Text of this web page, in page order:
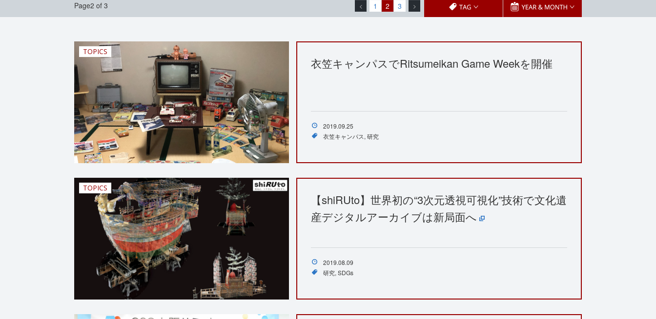
Page2 of 3 < 1 2 3 >
TOPICS
衣笠キャンパスでRitsumeikan Game Weekを開催
2019.09.25
衣笠キャンパス 研究
TOPICS
【shiRUto】世界初の“3次元透視可視化”技術で文化遺
産デジタルアーカイブは新局面へ
2019.08.09
研究 SDGs